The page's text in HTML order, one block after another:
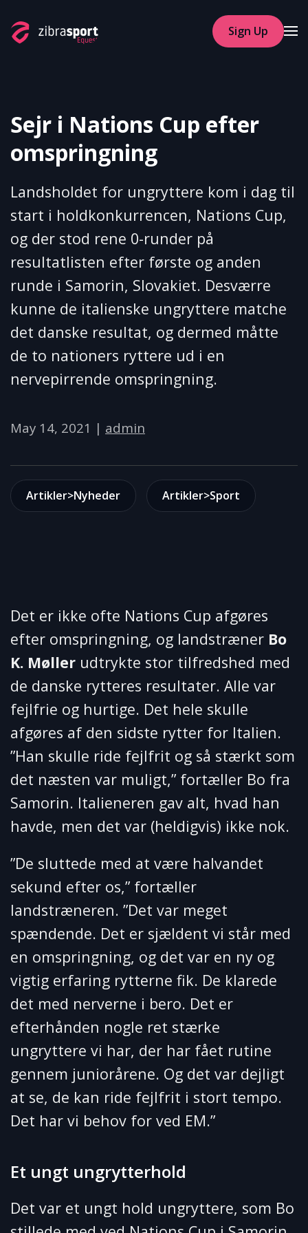
Skip to main content
Sign Up
Sejr i Nations Cup efter
omspringning
Landsholdet for ungryttere kom i dag til
start i holdkonkurrencen, Nations Cup,
og der stod rene 0-runder på
resultatlisten efter første og anden
runde i Samorin, Slovakiet. Desværre
kunne de italienske ungryttere matche
det danske resultat, og dermed måtte
de to nationers ryttere ud i en
nervepirrende omspringning.
May 14, 2021 | admin
Artikler>Nyheder Artikler>Sport
Det er ikke ofte Nations Cup afgøres
efter omspringning, og landstræner Bo
K. Møller udtrykte stor tilfredshed med
de danske rytteres resultater. Alle var
fejlfrie og hurtige. Det hele skulle
afgøres af den sidste rytter for Italien.
”Han skulle ride fejlfrit og så stærkt som
det næsten var muligt,” fortæller Bo fra
Samorin. Italieneren gav alt, hvad han
havde, men det var (heldigvis) ikke nok.
”De sluttede med at være halvandet
sekund efter os,” fortæller
landstræneren. ”Det var meget
spændende. Det er sjældent vi står med
en omspringning, og det var en ny og
vigtig erfaring rytterne fik. De klarede
det med nerverne i bero. Det er
efterhånden nogle ret stærke
ungryttere vi har, der har fået rutine
gennem juniorårene. Og det var dejligt
at se, de kan ride fejlfrit i stort tempo.
Det har vi behov for ved EM.”
Et ungt ungrytterhold
Det var et ungt hold ungryttere, som Bo